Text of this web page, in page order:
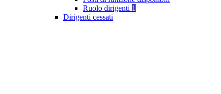
Ruolo dirigenti 1
Dirigenti cessati